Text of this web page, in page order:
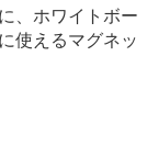
、ホワイトボー
使えるマグネッ